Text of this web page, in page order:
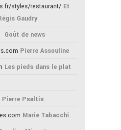
styles/restaurant/ Et
Gaudry
Goût de news
Pierre Assouline
Les pieds dans le plat
Pierre Psaltis
Marie Tabacchi